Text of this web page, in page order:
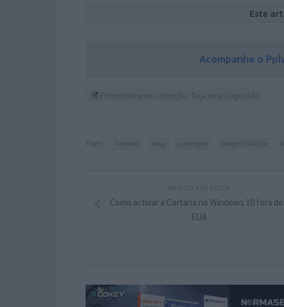
Este
Acompanhe o
Tags:
Como activar a Cortana no Windows 10 fora
EUA